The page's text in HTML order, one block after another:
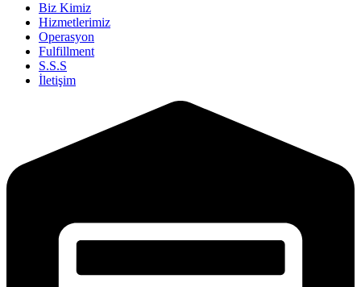
Biz Kimiz
Hizmetlerimiz
Operasyon
Fulfillment
S.S.S
İletişim